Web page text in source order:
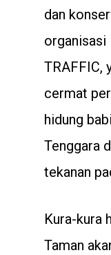
dan
organisasi
TRAFFIC,
cermat
hidung
Tenggara
tekanan
Kura-kura
Taman